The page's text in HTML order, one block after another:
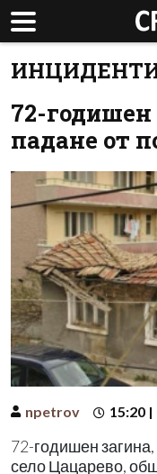
72-годишен
падане от
npetrov 15:20 |
72-годишен
село Цацарево,